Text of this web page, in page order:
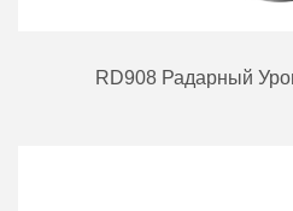
RD908 Радарный